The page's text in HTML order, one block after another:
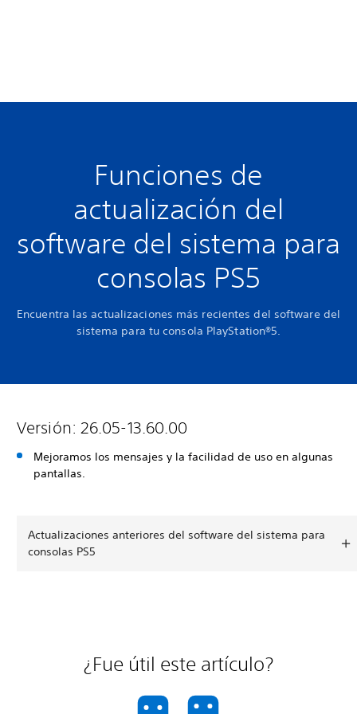
Funciones de
actualización del
software del sistema para
consolas PS5
Encuentra las actualizaciones más recientes del software del
sistema para tu consola PlayStation®5.
Versión: 26.05-13.60.00
Mejoramos los mensajes y la facilidad de uso en algunas
pantallas.
Actualizaciones anteriores del software del sistema para
consolas PS5
¿Fue útil este artículo?